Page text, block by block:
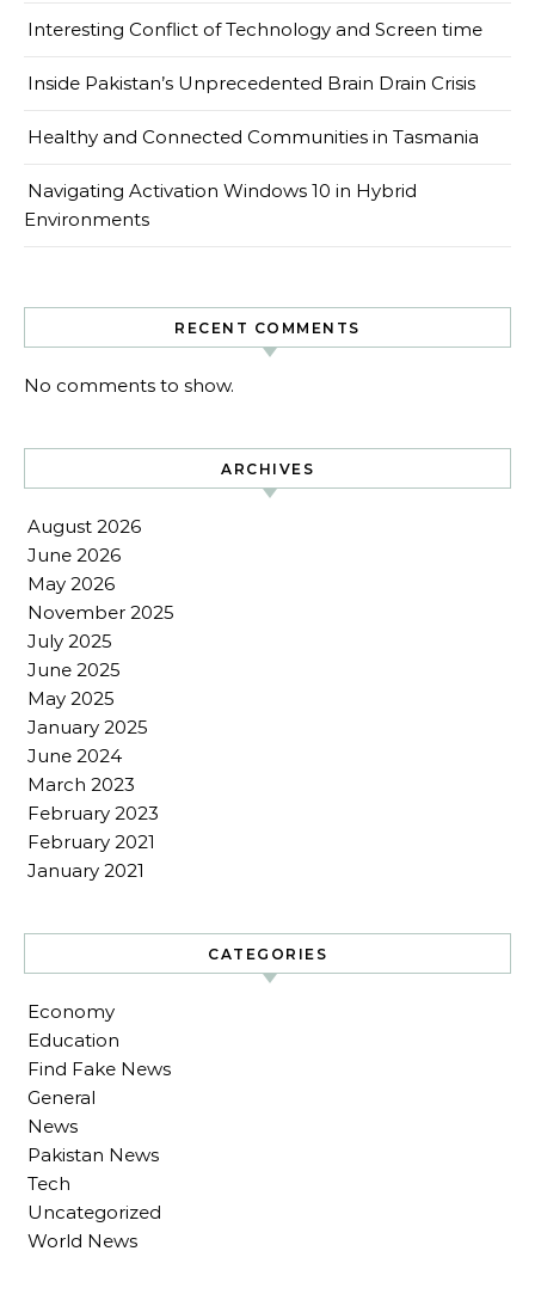
Interesting Conflict of Technology and Screen time
Inside Pakistan’s Unprecedented Brain Drain Crisis
Healthy and Connected Communities in Tasmania
Navigating Activation Windows 10 in Hybrid
Environments
RECENT COMMENTS
No comments to show.
ARCHIVES
August 2026
June 2026
May 2026
November 2025
July 2025
June 2025
May 2025
January 2025
June 2024
March 2023
February 2023
February 2021
January 2021
CATEGORIES
Economy
Education
Find Fake News
General
News
Pakistan News
Tech
Uncategorized
World News